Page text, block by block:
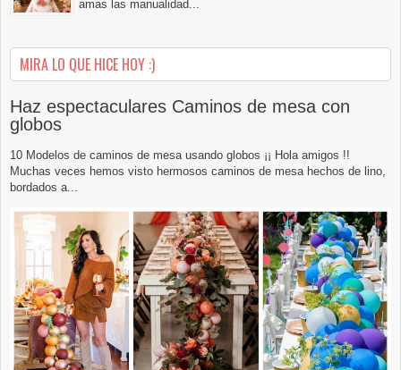
amas las manualidad...
MIRA LO QUE HICE HOY :)
Haz espectaculares Caminos de mesa con
globos
10 Modelos de caminos de mesa usando globos ¡¡ Hola amigos !!
Muchas veces hemos visto hermosos caminos de mesa hechos de lino,
bordados a...